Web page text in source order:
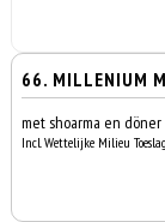
66. MILLENIUM
met shoarma en döner
Incl. Wettelijke Milieu